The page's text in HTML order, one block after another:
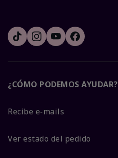
¿CÓMO PODEMOS AYUDAR?
Recibe e-mails
Ver estado del pedido